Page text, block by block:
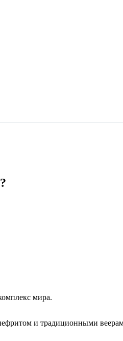
и максимизировать время
мира.
и традиционными